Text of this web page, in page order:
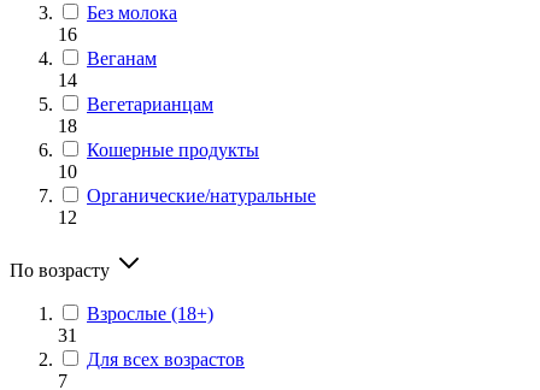
Без молока
16
Веганам
14
Вегетарианцам
18
Кошерные продукты
10
Органические/натуральные
12
По возрасту
Взрослые (18+)
31
Для всех возрастов
7